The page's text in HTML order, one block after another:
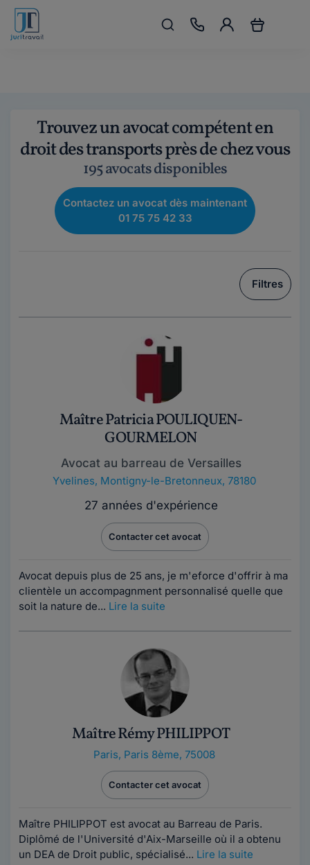
Trouvez un avocat compétent en
droit des transports près de chez vous
195 avocats disponibles
Contactez un avocat dès maintenant
01 75 75 42 33
Filtres
Maître Patricia POULIQUEN-
GOURMELON
Avocat au barreau de Versailles
Yvelines, Montigny-le-Bretonneux, 78180
27 années d'expérience
Contacter cet avocat
Avocat depuis plus de 25 ans, je m'eforce d'offrir à ma
clientèle un accompagnment personnalisé quelle que
soit la nature de... Lire la suite
Maître Rémy PHILIPPOT
Paris, Paris 8ème, 75008
Contacter cet avocat
Maître PHILIPPOT est avocat au Barreau de Paris.
Diplômé de l'Université d'Aix-Marseille où il a obtenu
un DEA de Droit public, spécialisé... Lire la suite